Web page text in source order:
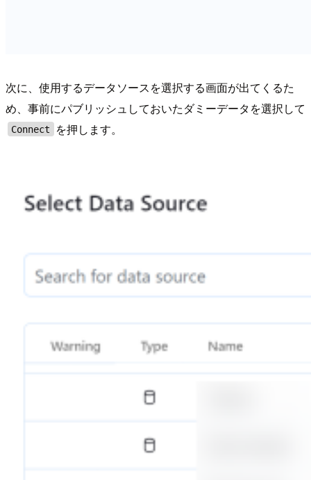
次に、使用するデータソースを選択する画面が出てくるた
め、事前にパブリッシュしておいたダミーデータを選択して
Connect を押します。